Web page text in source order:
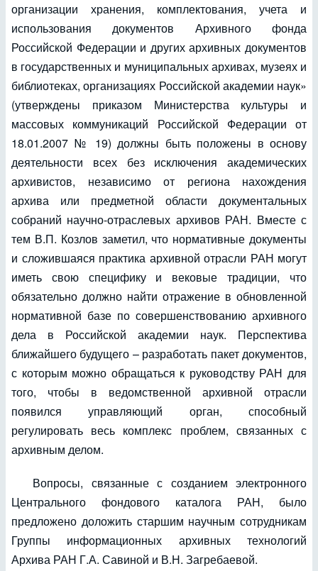
организации хранения, комплектования, учета и
использования документов Архивного фонда
Российской Федерации и других архивных документов
в государственных и муниципальных архивах, музеях и
библиотеках, организациях Российской академии наук»
(утверждены приказом Министерства культуры и
массовых коммуникаций Российской Федерации от
18.01.2007 № 19) должны быть положены в основу
деятельности всех без исключения академических
архивистов, независимо от региона нахождения
архива или предметной области документальных
собраний научно-отраслевых архивов РАН. Вместе с
тем В.П. Козлов заметил, что нормативные документы
и сложившаяся практика архивной отрасли РАН могут
иметь свою специфику и вековые традиции, что
обязательно должно найти отражение в обновленной
нормативной базе по совершенствованию архивного
дела в Российской академии наук. Перспектива
ближайшего будущего – разработать пакет документов,
с которым можно обращаться к руководству РАН для
того, чтобы в ведомственной архивной отрасли
появился управляющий орган, способный
регулировать весь комплекс проблем, связанных с
архивным делом.
Вопросы, связанные с созданием электронного
Центрального фондового каталога РАН, было
предложено доложить старшим научным сотрудникам
Группы информационных архивных технологий
Архива РАН Г.А. Савиной и В.Н. Загребаевой.